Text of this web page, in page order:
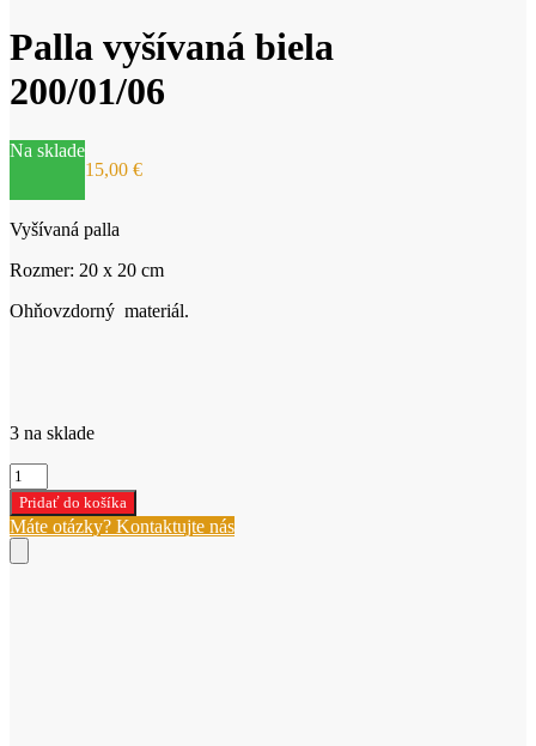
Palla vyšívaná biela
200/01/06
Na sklade
15,00 €
Vyšívaná palla
Rozmer: 20 x 20 cm
Ohňovzdorný materiál.
3 na sklade
množstvo
Palla
vyšívaná
biela
200/01/06
Pridať do košíka
Máte otázky? Kontaktujte nás